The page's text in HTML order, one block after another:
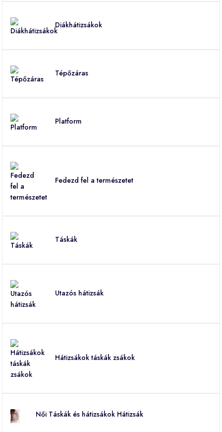
Diákhátizsákok
Tépőzáras
Platform
Fedezd fel a természetet
Táskák
Utazós hátizsák
Hátizsákok táskák zsákok
Női Táskák és hátizsákok Hátizsák